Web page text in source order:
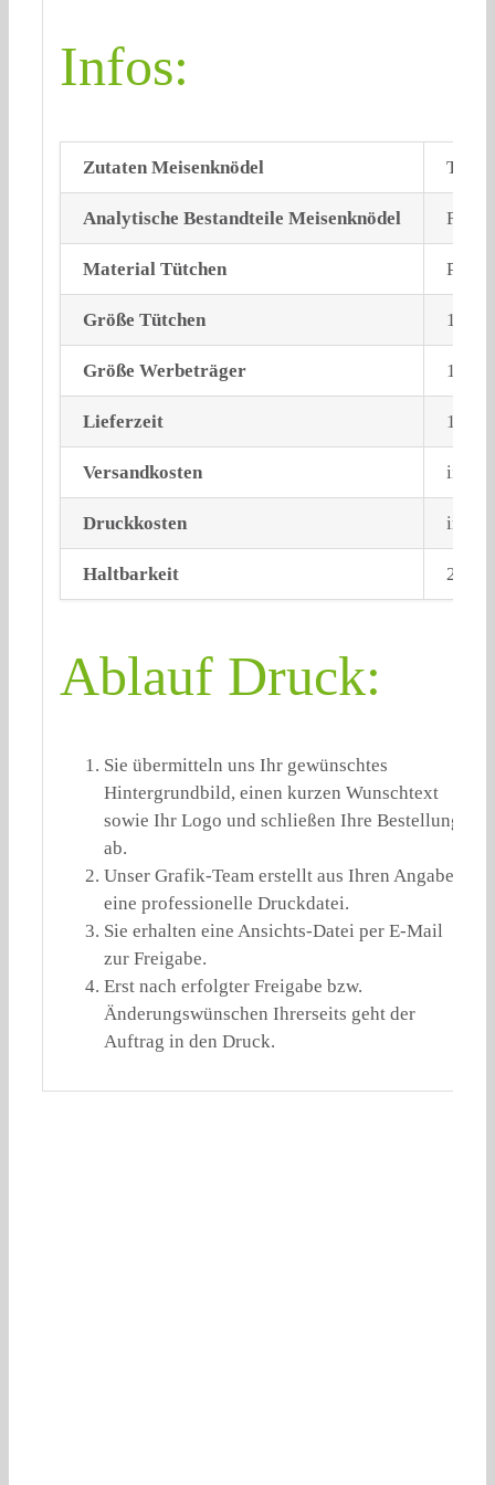
Infos:
Zutaten Meisenknödel
Analytische Bestandteile Meisenknödel Fett
Material Tütchen
Größe Tütchen
Größe Werbeträger
Lieferzeit 10
Versandkosten
Druckkosten
Haltbarkeit 2
Ablauf Druck:
Sie übermitteln uns Ihr gewünschtes
Hintergrundbild, einen kurzen Wunschtext
sowie Ihr Logo und schließen Ihre Bestellung
ab.
Unser Grafik-Team erstellt aus Ihren Angaben
eine professionelle Druckdatei.
Sie erhalten eine Ansichts-Datei per E-Mail
zur Freigabe.
Erst nach erfolgter Freigabe bzw.
Änderungswünschen Ihrerseits geht der
Auftrag in den Druck.